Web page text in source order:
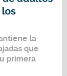
la
que
primera